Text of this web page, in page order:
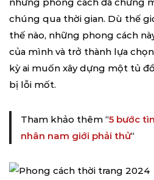
chúng qua thời gian. Dù thế
thế nào, những phong cách
của mình và trở thành lựa
kỳ ai muốn xây dựng một tủ
bị lỗi mốt.
Tham khảo thêm “5 bước
nhân nam giới phải thử“